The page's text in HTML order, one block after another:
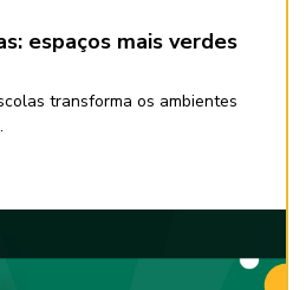
espaços mais verdes
transforma os ambientes